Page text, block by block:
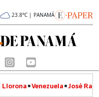
23.8°C | PANAMÁ
Llorona Venezuela José